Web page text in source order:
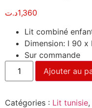
1,360د.ت
Lit combiné
Dimension: l 90 x
Sur commande
Ajouter au
Catégories : Lit tunisie,